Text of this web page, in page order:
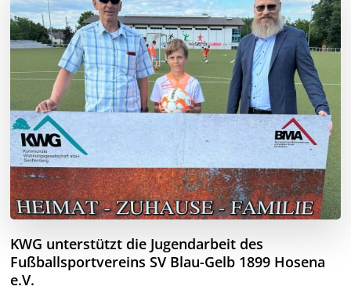
KWG unterstützt die Jugendarbeit des
Fußballsportvereins SV Blau-Gelb 1899 Hosena
e.V.